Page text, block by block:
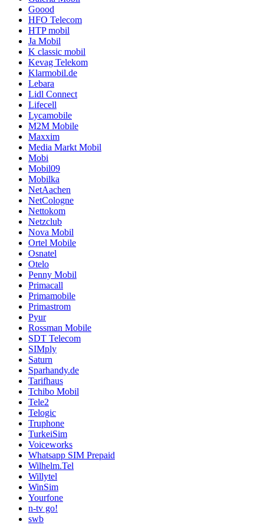
Goood
HFO Telecom
HTP mobil
Ja Mobil
K classic mobil
Kevag Telekom
Klarmobil.de
Lebara
Lidl Connect
Lifecell
Lycamobile
M2M Mobile
Maxxim
Media Markt Mobil
Mobi
Mobil09
Mobilka
NetAachen
NetCologne
Nettokom
Netzclub
Nova Mobil
Ortel Mobile
Osnatel
Otelo
Penny Mobil
Primacall
Primamobile
Primastrom
Pyur
Rossman Mobile
SDT Telecom
SIMply
Saturn
Sparhandy.de
Tarifhaus
Tchibo Mobil
Tele2
Telogic
Truphone
TurkeiSim
Voiceworks
Whatsapp SIM Prepaid
Wilhelm.Tel
Willytel
WinSim
Yourfone
n-tv go!
swb